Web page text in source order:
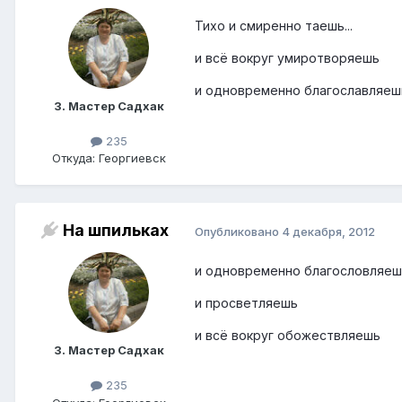
3. Мастер Садхак
235
Откуда: Георгиевск
Тихо и смиренно таешь...
и всё вокруг умиротворяешь
и одновременно
На шпильках
3. Мастер Садхак
235
Опубликовано 4 декабря, 2012
и одновременно
и просветляешь
и всё вокруг обожествляешь